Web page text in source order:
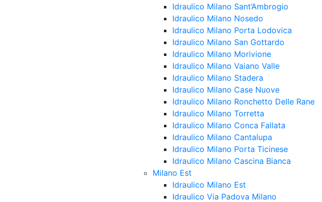
Idraulico Milano Sant’Ambrogio
Idraulico Milano Nosedo
Idraulico Milano Porta Lodovica
Idraulico Milano San Gottardo
Idraulico Milano Morivione
Idraulico Milano Vaiano Valle
Idraulico Milano Stadera
Idraulico Milano Case Nuove
Idraulico Milano Ronchetto Delle Rane
Idraulico Milano Torretta
Idraulico Milano Conca Fallata
Idraulico Milano Cantalupa
Idraulico Milano Porta Ticinese
Idraulico Milano Cascina Bianca
Milano Est
Idraulico Milano Est
Idraulico Via Padova Milano